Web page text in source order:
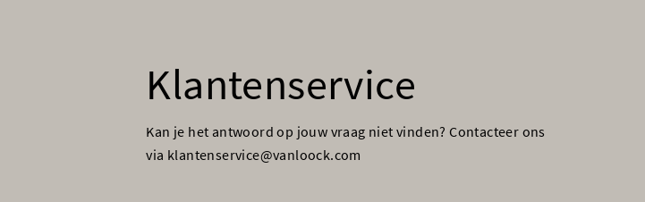
Klantenservice
Kan je het antwoord op jouw vraag niet vinden? Contacteer ons
via klantenservice@vanloock.com